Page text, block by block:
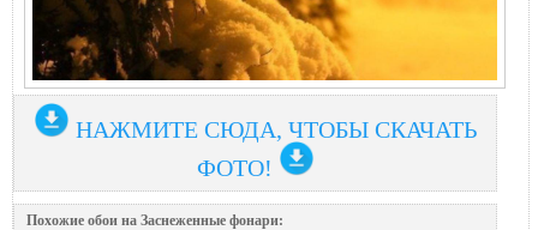
НАЖМИТЕ СЮДА, ЧТОБЫ СКАЧАТЬ
ФОТО!
Похожие обои на Заснеженные фонари: